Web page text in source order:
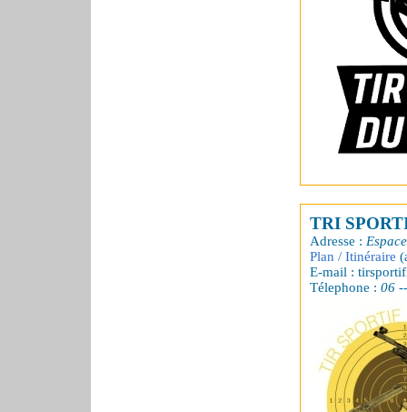
TRI
Adresse :
Plan / Itinéraire
E-mail :
Télephone : 06